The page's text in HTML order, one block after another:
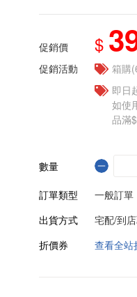
促銷價 $
促銷活動
箱購
即日
如使
品滿
數量
訂單類型
一般訂單
出貨方式
宅配/到
折價券
查看全站